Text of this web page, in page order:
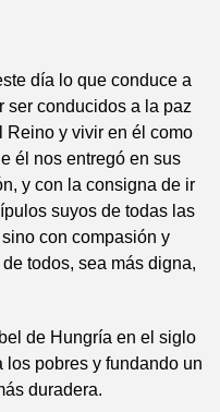
día lo que conduce a
ser conducidos a la paz
Reino y vivir en él como
él nos entregó en sus
y con la consigna de ir
suyos de todas las
con compasión y
todos, sea más digna,
de Hungría en el siglo
los pobres y fundando un
duradera.